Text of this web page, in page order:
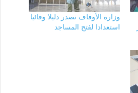
وزارة الأوقاف تصدر دليلا وقائيا
استعدادا لفتح المساجد